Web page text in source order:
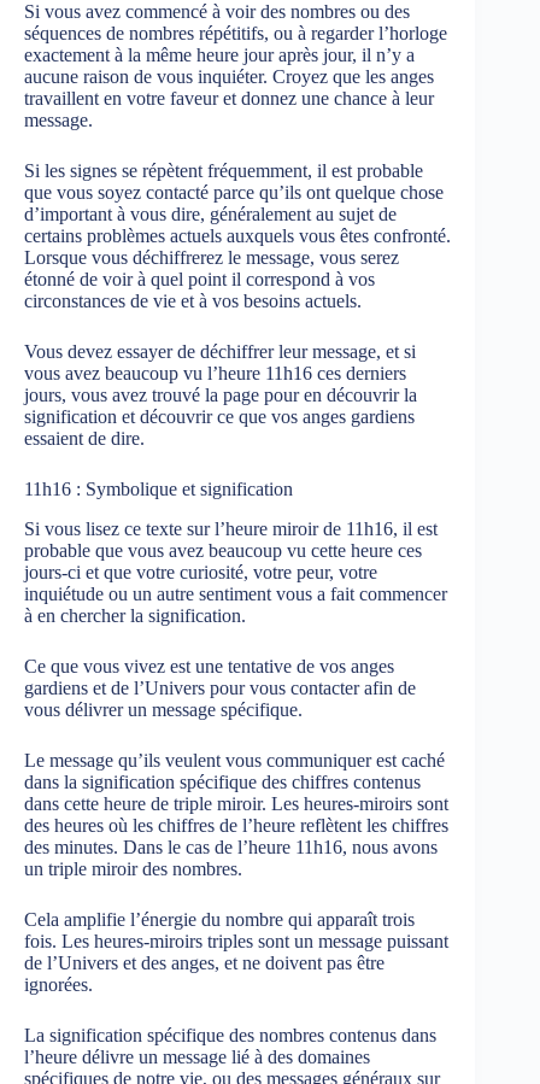
Si vous avez commencé à voir des nombres ou des
séquences de nombres répétitifs, ou à regarder l’horloge
exactement à la même heure jour après jour, il n’y a
aucune raison de vous inquiéter. Croyez que les anges
travaillent en votre faveur et donnez une chance à leur
message.
Si les signes se répètent fréquemment, il est probable
que vous soyez contacté parce qu’ils ont quelque chose
d’important à vous dire, généralement au sujet de
certains problèmes actuels auxquels vous êtes confronté.
Lorsque vous déchiffrerez le message, vous serez
étonné de voir à quel point il correspond à vos
circonstances de vie et à vos besoins actuels.
Vous devez essayer de déchiffrer leur message, et si
vous avez beaucoup vu l’heure 11h16 ces derniers
jours, vous avez trouvé la page pour en découvrir la
signification et découvrir ce que vos anges gardiens
essaient de dire.
11h16 : Symbolique et signification
Si vous lisez ce texte sur l’heure miroir de 11h16, il est
probable que vous avez beaucoup vu cette heure ces
jours-ci et que votre curiosité, votre peur, votre
inquiétude ou un autre sentiment vous a fait commencer
à en chercher la signification.
Ce que vous vivez est une tentative de vos anges
gardiens et de l’Univers pour vous contacter afin de
vous délivrer un message spécifique.
Le message qu’ils veulent vous communiquer est caché
dans la signification spécifique des chiffres contenus
dans cette heure de triple miroir. Les heures-miroirs sont
des heures où les chiffres de l’heure reflètent les chiffres
des minutes. Dans le cas de l’heure 11h16, nous avons
un triple miroir des nombres.
Cela amplifie l’énergie du nombre qui apparaît trois
fois. Les heures-miroirs triples sont un message puissant
de l’Univers et des anges, et ne doivent pas être
ignorées.
La signification spécifique des nombres contenus dans
l’heure délivre un message lié à des domaines
spécifiques de notre vie, ou des messages généraux sur